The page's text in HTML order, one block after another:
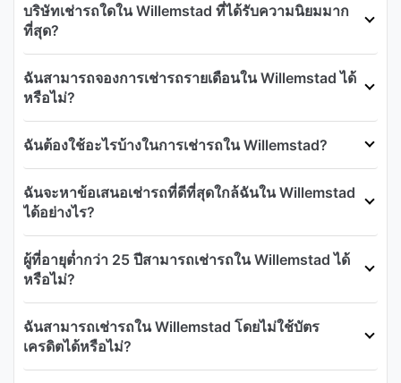
บริษัทเช่ารถใดใน Willemstad ที่ได้รับความนิยมมาก
ที่สุด?
ฉันสามารถจองการเช่ารถรายเดือนใน Willemstad ได้
หรือไม่?
ฉันต้องใช้อะไรบ้างในการเช่ารถใน Willemstad?
ฉันจะหาข้อเสนอเช่ารถที่ดีที่สุดใกล้ฉันใน Willemstad
ได้อย่างไร?
ผู้ที่อายุต่ำกว่า 25 ปีสามารถเช่ารถใน Willemstad ได้
หรือไม่?
ฉันสามารถเช่ารถใน Willemstad โดยไม่ใช้บัตร
เครดิตได้หรือไม่?